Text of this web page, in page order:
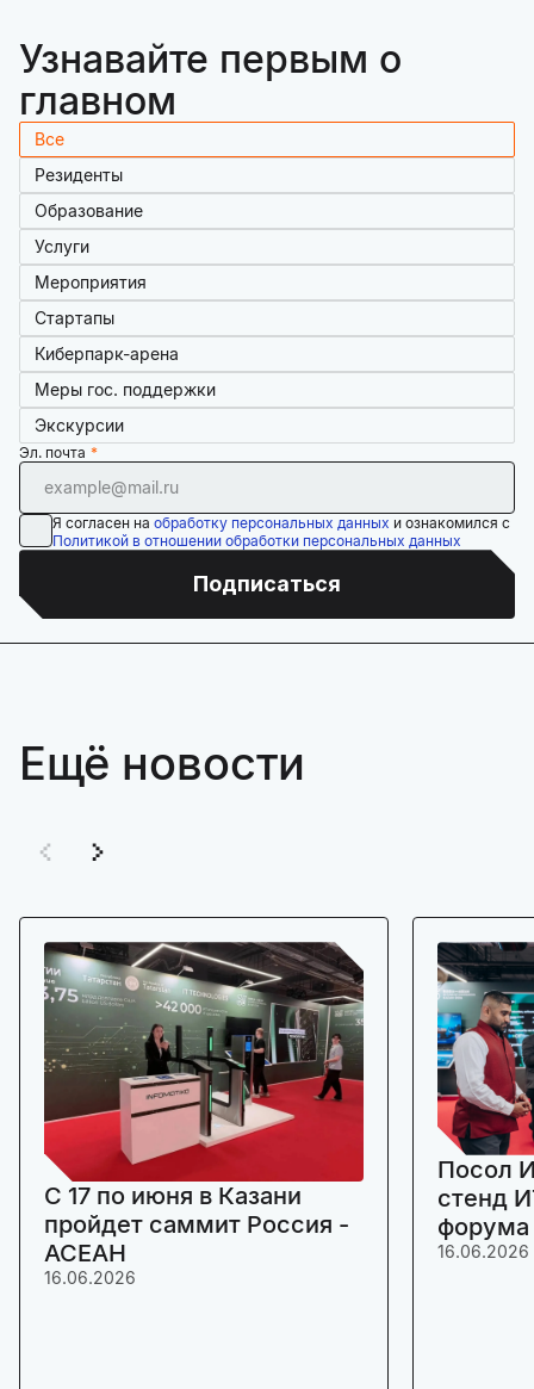
Узнавайте первым о
главном
Все
Резиденты
Образование
Услуги
Мероприятия
Стартапы
Киберпарк-арена
Меры гос. поддержки
Экскурсии
Эл. почта
Я согласен на обработку персональных данных и ознакомился с
Политикой в отношении обработки персональных данных
Подписаться
Ещё новости
C 17 по июня в Казани
пройдет саммит Россия -
АСЕАН
16.06.2026
Посол
стенд
16.06.2026